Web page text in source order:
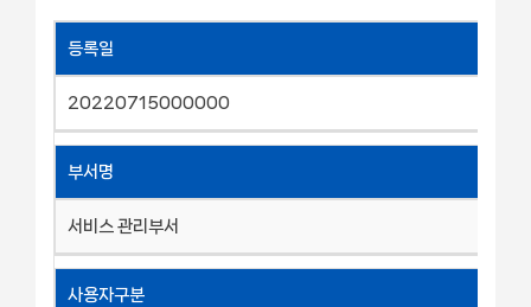
등록일
20220715000000
부서명
서비스 관리부서
사용자구분